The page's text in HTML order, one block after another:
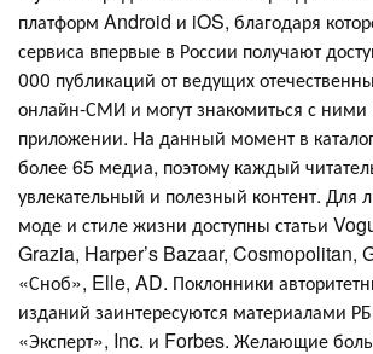
платформ Android и iOS, благодаря
сервиса впервые в России получают
000 публикаций от ведущих
онлайн-СМИ и могут знакомиться с ними
приложении. На данный момент в
более 65 медиа, поэтому каждый
увлекательный и полезный контент.
моде и стиле жизни доступны статьи
Grazia, Harper’s Bazaar, Cosmopolitan,
«Сноб», Elle, AD. Поклонники
изданий заинтересуются материалами
«Эксперт», Inc. и Forbes. Желающие